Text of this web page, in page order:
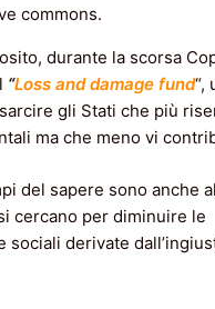
commons.
durante la scorsa
“Loss and damage fund“,
gli Stati che più
ma che meno vi
del sapere sono anche
cercano per diminuire le
sociali derivate